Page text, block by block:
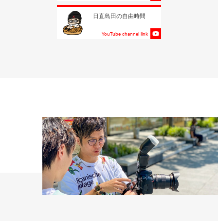
日直島田の自由時間
YouTube channel link